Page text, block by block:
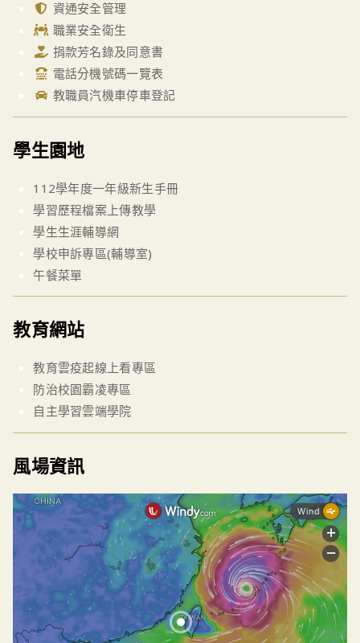
資通安全管理
職業安全衛生
捐款芳名錄及同意書
電話分機號碼一覽表
教職員汽機車停車登記
學生園地
112學年度一年級新生手冊
學習歷程檔案上傳教學
學生生涯輔導網
學校申訴專區(輔導室)
午餐菜單
教育網站
教育雲疫起線上看專區
防治校園霸凌專區
自主學習雲端學院
風場資訊